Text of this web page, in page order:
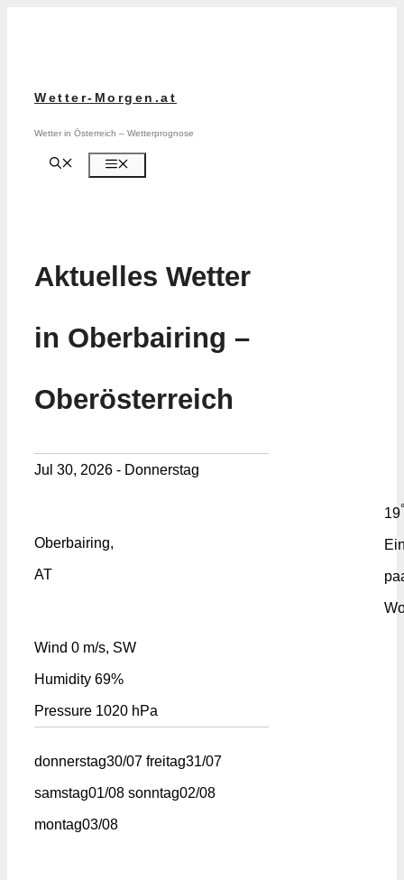
Wetter-Morgen.at
Wetter in Österreich – Wetterprognose
Aktuelles Wetter
in Oberbairing –
Oberösterreich
Jul 30, 2026 - Donnerstag
Oberbairing,
AT
19°
Wind 0 m/s, SW
Humidity 69%
Pressure 1020 hPa
donnerstag30/07 freitag31/07
samstag01/08 sonntag02/08
montag03/08